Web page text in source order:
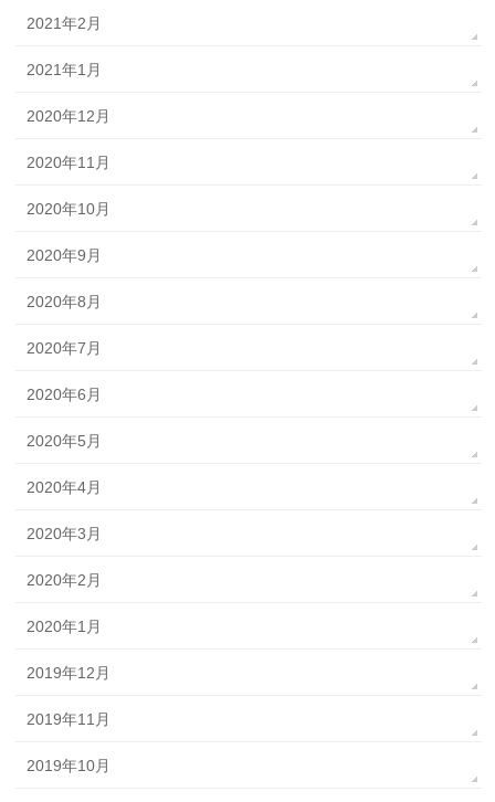
2021年2月
2021年1月
2020年12月
2020年11月
2020年10月
2020年9月
2020年8月
2020年7月
2020年6月
2020年5月
2020年4月
2020年3月
2020年2月
2020年1月
2019年12月
2019年11月
2019年10月